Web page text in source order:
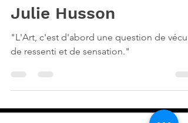
Julie Husson
"L'Art, c'est d'abord une question de vécu,
de ressenti et de sensation."